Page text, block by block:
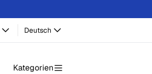
Deutsch
Kategorien